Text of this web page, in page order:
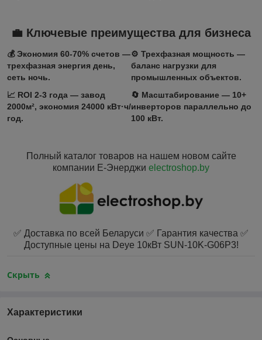
💼 Ключевые преимущества для бизнеса
💰Экономия 60-70% счетов —
трехфазная энергия день,
сеть ночь.
⚙️ Трехфазная мощность —
баланс нагрузки для
промышленных объектов.
📈 ROI 2-3 года — завод
2000м², экономия 24000 кВт·ч/
год.
🔄 Масштабирование — 10+
инверторов параллельно до
100 кВт.
Полный каталог товаров на нашем новом сайте
компании Е-Энерджи electroshop.by
✅ Доставка по всей Беларуси ✅ Гарантия качества ✅
Доступные цены на Deye 10кВт SUN-10K-G06P3!
Скрыть
Характеристики